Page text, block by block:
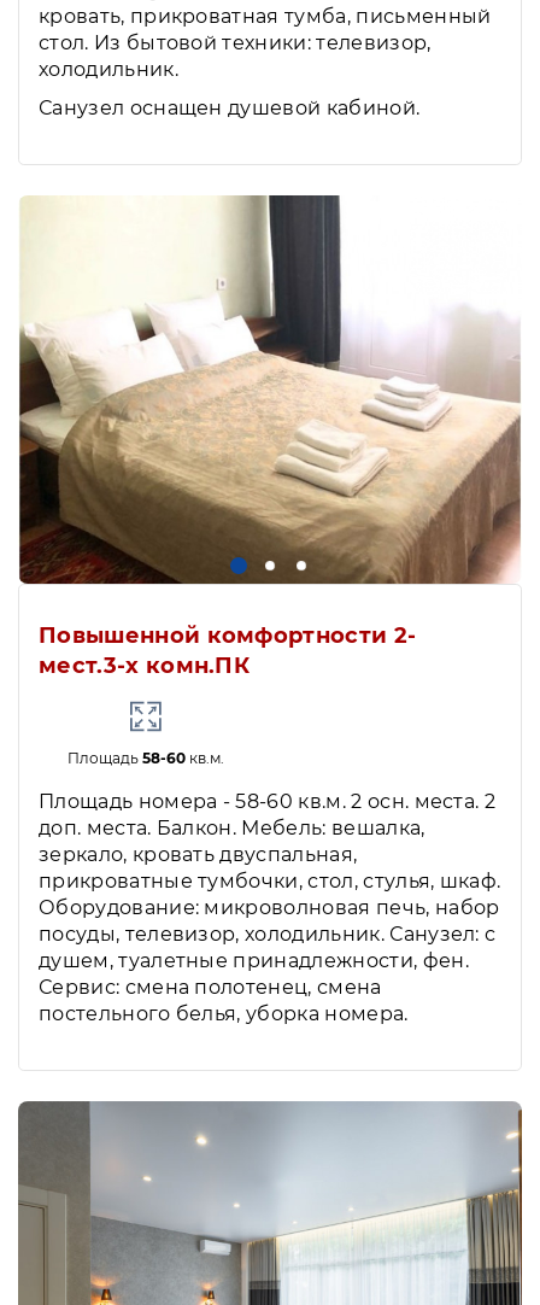
кровать, прикроватная тумба, письменный
стол. Из бытовой техники: телевизор,
холодильник.
Санузел оснащен душевой кабиной.
Повышенной комфортности 2-
мест.3-х комн.ПК
Площадь 58-60кв.м.
Площадь номера - 58-60 кв.м. 2 осн. места. 2
доп. места. Балкон. Мебель: вешалка,
зеркало, кровать двуспальная,
прикроватные тумбочки, стол, стулья, шкаф.
Оборудование: микроволновая печь, набор
посуды, телевизор, холодильник. Санузел: с
душем, туалетные принадлежности, фен.
Сервис: смена полотенец, смена
постельного белья, уборка номера.